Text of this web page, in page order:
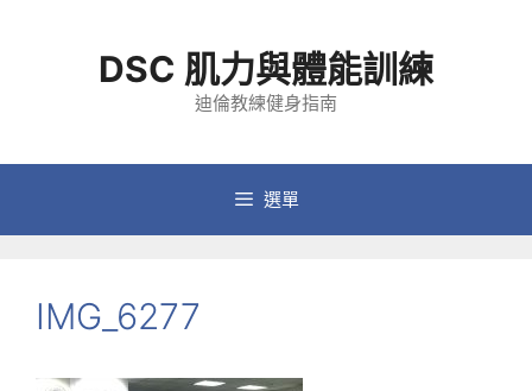
容
DSC 肌力與體能訓練
迪倫教練健身指南
選單
IMG_6277